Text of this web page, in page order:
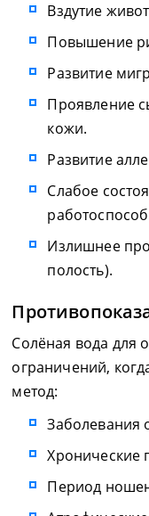
Вздутие
Повышение
Развитие
Проявление
кожи.
Развитие
Слабое
Излишнее
полость).
Солёная вода для
ограничений,
метод:
Заболевания
Период